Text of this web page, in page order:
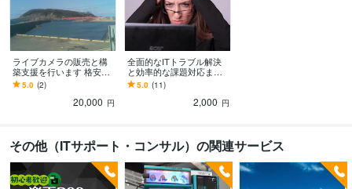
ライブカメラの販売と構
築支援を行います 格安SI
Mで安価にビジネスのサー
ビスとして設置してみま
5.0 (2)
20,000 円
全面的なITトラブル解決
と効率的な課題対応ます
専門的なサポートで安心
のITソリューション
5.0 (11)
2,000 円
その他（ITサポート・コンサル）の関連サービス